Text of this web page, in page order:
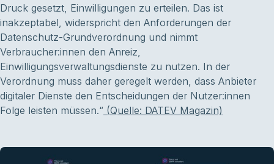
Druck gesetzt, Einwilligungen zu erteilen. Das ist
inakzeptabel, widerspricht den Anforderungen der
Datenschutz-Grundverordnung und nimmt
Verbraucher:innen den Anreiz,
Einwilligungsverwaltungsdienste zu nutzen. In der
Verordnung muss daher geregelt werden, dass Anbieter
digitaler Dienste den Entscheidungen der Nutzer:innen
Folge leisten müssen.“ (Quelle: DATEV Magazin)